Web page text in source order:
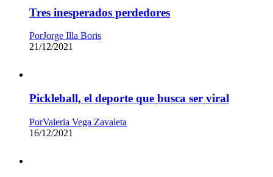
Tres inesperados perdedores
PorJorge Illa Boris
21/12/2021
Pickleball, el deporte que busca ser viral
PorValeria Vega Zavaleta
16/12/2021